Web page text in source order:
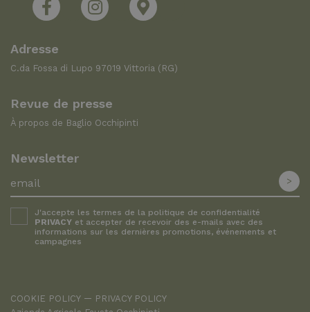
Adresse
C.da Fossa di Lupo 97019 Vittoria (RG)
Revue de presse
À propos de Baglio Occhipinti
Newsletter
J'accepte les termes de la politique de confidentialité
PRIVACY et accepter de recevoir des e-mails avec des
informations sur les dernières promotions, événements et
campagnes
COOKIE POLICY
PRIVACY POLICY